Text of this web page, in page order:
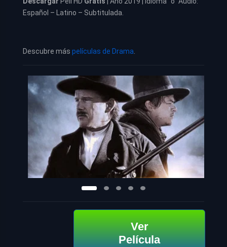
Español – Latino – Subtitulada.
Descubre más películas de Drama
Ver
Película